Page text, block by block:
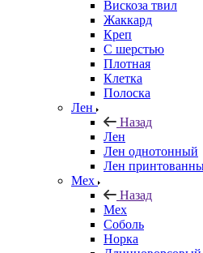
Вискоза твил
Жаккард
Креп
С шерстью
Плотная
Клетка
Полоска
Лен
Назад
Лен
Лен однотонный
Лен
Мех
Назад
Мех
Соболь
Норка